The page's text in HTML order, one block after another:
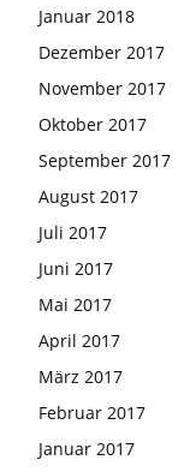
Januar 2018
Dezember 2017
November 2017
Oktober 2017
September 2017
August 2017
Juli 2017
Juni 2017
Mai 2017
April 2017
März 2017
Februar 2017
Januar 2017